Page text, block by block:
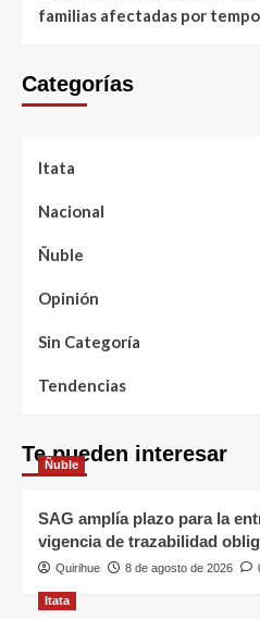
familias afectadas por
Categorías
Itata
Nacional
Ñuble
Opinión
Sin Categoría
Tendencias
Te pueden interesar
Ñuble
SAG amplía plazo para la
vigencia de trazabilidad
Quirihue 8 de agosto de 2026
Itata